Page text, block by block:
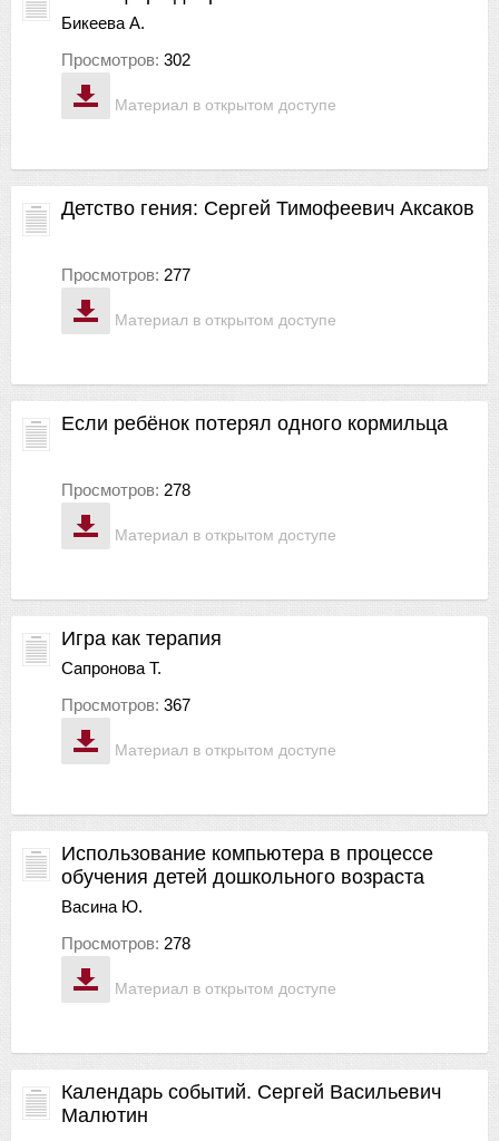
Материал в открытом доступе
Бикеева А.
Просмотров: 302
Материал в открытом доступе
Детство гения: Сергей Тимофеевич Аксаков
Просмотров: 277
Материал в открытом доступе
Если ребёнок потерял одного кормильца
Просмотров: 278
Материал в открытом доступе
Игра как терапия
Сапронова Т.
Просмотров: 367
Материал в открытом доступе
Использование компьютера в процессе
обучения детей дошкольного возраста
Васина Ю.
Просмотров: 278
Календарь событий. Сергей Васильевич
Малютин